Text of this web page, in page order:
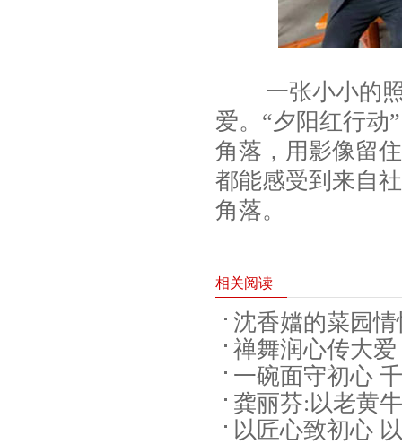
一张小小的照
爱。“夕阳红行动
角落，用影像留
都能感受到来自
角落。
相关阅读
沈香㜭的菜园情
禅舞润心传大
健身协会会长周
一碗面守初心
会“一碗面精神
龚丽芬:以老黄
以匠心致初心